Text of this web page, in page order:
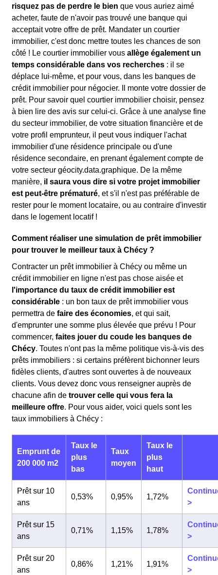
risquez pas de perdre le bien que vous auriez aimé
acheter, faute de n'avoir pas trouvé une banque qui
acceptait votre offre de prêt. Mandater un courtier
immobilier, c'est donc mettre toutes les chances de son
côté ! Le courtier immobilier vous allège également un
temps considérable dans vos recherches : il se
déplace lui-même, et pour vous, dans les banques de
crédit immobilier pour négocier. Il monte votre dossier de
prêt. Pour savoir quel courtier immobilier choisir, pensez
à bien lire des avis sur celui-ci. Grâce à une analyse fine
du secteur immobilier, de votre situation financière et de
votre profil emprunteur, il peut vous indiquer l'achat
immobilier d'une résidence principale ou d'une
résidence secondaire, en prenant également compte de
votre secteur géocity.data.graphique. De la même
manière, il saura vous dire si votre projet immobilier
est peut-être prématuré, et s'il n'est pas préférable de
rester pour le moment locataire, ou au contraire d'investir
dans le logement locatif !
Comment réaliser une simulation de prêt immobilier
pour trouver le meilleur taux à Chécy ?
Contracter un prêt immobilier à Chécy ou même un
crédit immobilier en ligne n'est pas chose aisée et
l'importance du taux de crédit immobilier est
considérable : un bon taux de prêt immobilier vous
permettra de faire des économies, et qui sait,
d'emprunter une somme plus élevée que prévu ! Pour
commencer, faites jouer du coude les banques de
Chécy. Toutes n'ont pas la même politique vis-à-vis des
prêts immobiliers : si certains préfèrent bichonner leurs
fidèles clients, d'autres sont ouvertes à de nouveaux
clients. Vous devez donc vous renseigner auprès de
chacune afin de trouver celle qui vous fera la
meilleure offre. Pour vous aider, voici quels sont les
taux immobiliers à Chécy :
Emprunt de
200 000 m2
Taux le
plus
bas
Taux
moyen
Taux le
plus
haut
Prêt sur 10
ans
0,53% 0,95% 1,72%
>
Prêt sur 15
ans
0,71% 1,15% 1,78%
>
Prêt sur 20
ans
0,86% 1,21% 1,91%
>